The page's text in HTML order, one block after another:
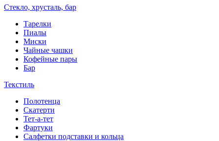
Стекло, хрусталь, бар
Тарелки
Пиалы
Миски
Чайные чашки
Кофейные пары
Бар
Текстиль
Полотенца
Скатерти
Тет-а-тет
Фартуки
Салфетки подставки и кольца